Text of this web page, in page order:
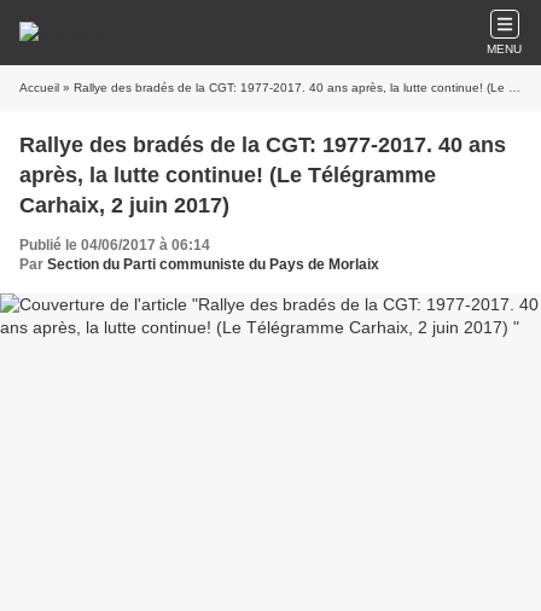
MENU
Accueil » Rallye des bradés de la CGT: 1977-2017. 40 ans après, la lutte continue! (Le Télégramme Carhaix, 2 juin 2017)
Rallye des bradés de la CGT: 1977-2017. 40 ans
après, la lutte continue! (Le Télégramme
Carhaix, 2 juin 2017)
Publié le 04/06/2017 à 06:14
Par Section du Parti communiste du Pays de Morlaix